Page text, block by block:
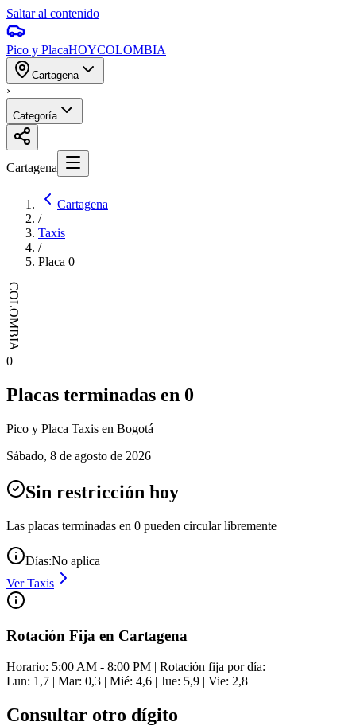
Saltar al contenido
Pico y PlacaHOYCOLOMBIA
Cartagena
›
Categoría
Cartagena
Cartagena
/
Taxis
/
Placa 0
COLOMBIA
0
Placas terminadas en 0
Pico y Placa Taxis en Bogotá
Sábado, 8 de agosto de 2026
Sin restricción hoy
Las placas terminadas en 0 pueden circular libremente
Días:No aplica
VerTaxis
Rotación Fija en Cartagena
Horario: 5:00 AM - 8:00 PM | Rotación fija por día:
Lun: 1,7 | Mar: 0,3 | Mié: 4,6 | Jue: 5,9 | Vie: 2,8
Consultar otro dígito